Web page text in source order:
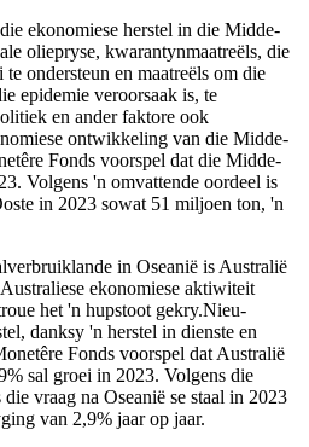
ekonomiese herstel in die Midde-
oliepryse, kwarantynmaatreëls, die
ondersteun en maatreëls om die
epidemie veroorsaak is, te
en ander faktore ook
ontwikkeling van die Midde-
Fonds voorspel dat die Midde-
Volgens 'n omvattende oordeel is
in 2023 sowat 51 miljoen ton, 'n
in Oseanië is Australië
ekonomiese aktiwiteit
het 'n hupstoot gekry.Nieu-
danksy 'n herstel in dienste en
Fonds voorspel dat Australië
sal groei in 2023. Volgens die
vraag na Oseanië se staal in 2023
van 2,9% jaar op jaar.